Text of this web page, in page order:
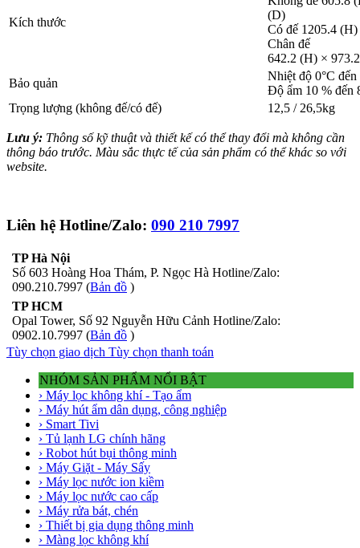
Kích thước
(D)
Có đế 1205.4
Chân đế
642.2 (H) ×
Bảo quản
Nhiệt độ 0°C đến
Độ ẩm 10 % đến
Trọng lượng (không đế/có đế)
12,5 / 26,5kg
Lưu ý: Thông số kỹ thuật và thiết kế có thể thay đổi mà không cần
thông báo trước. Màu sắc thực tế của sản phẩm có thể khác so với
website.
Liên hệ Hotline/Zalo: 090 210 7997
TP Hà Nội
Số 603 Hoàng Hoa Thám, P. Ngọc Hà Hotline/Zalo:
090.210.7997 (Bản đồ )
TP HCM
Opal Tower, Số 92 Nguyễn Hữu Cảnh Hotline/Zalo:
0902.10.7997 (Bản đồ )
Tùy chọn giao dịch Tùy chọn thanh toán
NHÓM SẢN PHẨM NỔI BẬT
› Máy lọc không khí - Tạo ẩm
› Máy hút ẩm dân dụng, công nghiệp
› Smart Tivi
› Tủ lạnh LG chính hãng
› Robot hút bụi thông minh
› Máy Giặt - Máy Sấy
› Máy lọc nước ion kiềm
› Máy lọc nước cao cấp
› Máy rửa bát, chén
› Thiết bị gia dụng thông minh
› Màng lọc không khí